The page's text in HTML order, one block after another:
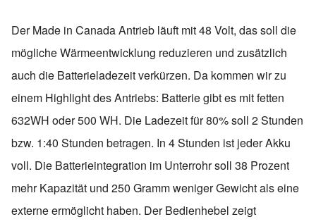
Der Made in Canada Antrieb läuft mit 48 Volt, das soll die
mögliche Wärmeentwicklung reduzieren und zusätzlich
auch die Batterieladezeit verkürzen. Da kommen wir zu
einem Highlight des Antriebs: Batterie gibt es mit fetten
632WH oder 500 WH. Die Ladezeit für 80% soll 2 Stunden
bzw. 1:40 Stunden betragen. In 4 Stunden ist jeder Akku
voll. Die Batterieintegration im Unterrohr soll 38 Prozent
mehr Kapazität und 250 Gramm weniger Gewicht als eine
externe ermöglicht haben. Der Bedienhebel zeigt